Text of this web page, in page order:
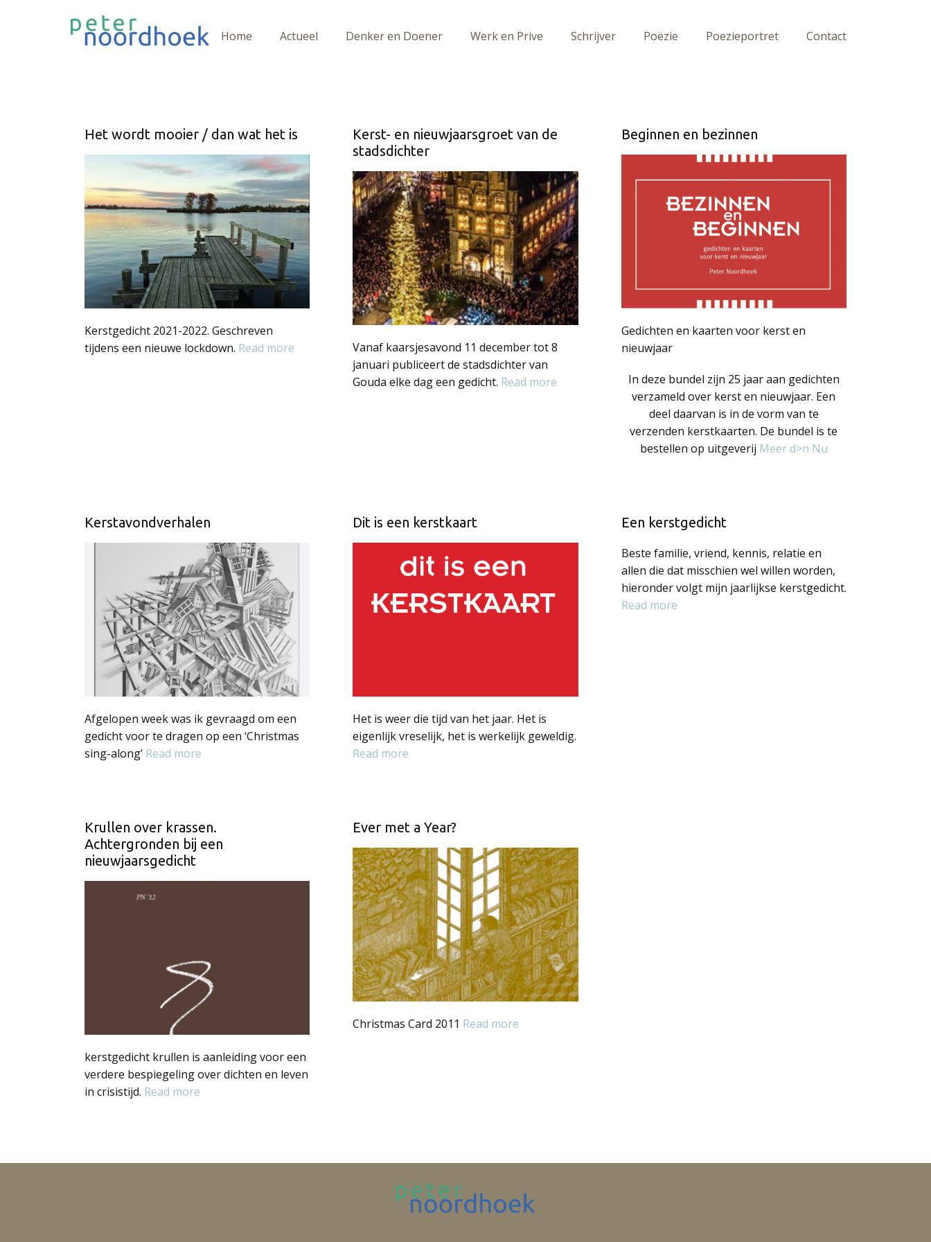
Home Actueel Denker en Doener Werk en Prive Schrijver Poëzie Poezieportret Contact
Het wordt mooier / dan wat het is
Kerstgedicht 2021-2022. Geschreven
tijdens een nieuwe lockdown. Read more
Kerst- en nieuwjaarsgroet van de
stadsdichter
Vanaf kaarsjesavond 11 december tot 8
januari publiceert de stadsdichter van
Gouda elke dag een gedicht. Read more
Beginnen en bezinnen
Gedichten en kaarten voor kerst en
nieuwjaar
In deze bundel zijn 25 jaar aan gedichten
verzameld over kerst en nieuwjaar. Een
deel daarvan is in de vorm van te
verzenden kerstkaarten. De bundel is te
bestellen op uitgeverij Meer d>n Nu
Kerstavondverhalen
Afgelopen week was ik gevraagd om een
gedicht voor te dragen op een ‘Christmas
sing-along’ Read more
Dit is een kerstkaart
Het is weer die tijd van het jaar. Het is
eigenlijk vreselijk, het is werkelijk geweldig.
Read more
Een kerstgedicht
Beste familie, vriend, kennis, relatie en
allen die dat misschien wel willen worden,
hieronder volgt mijn jaarlijkse kerstgedicht.
Read more
Krullen over krassen.
Achtergronden bij een
nieuwjaarsgedicht
kerstgedicht krullen is aanleiding voor een
verdere bespiegeling over dichten en leven
in crisistijd. Read more
Ever met a Year?
Christmas Card 2011 Read more